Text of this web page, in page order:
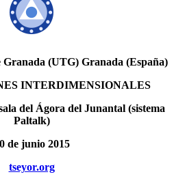
Granada (UTG) Granada (España)
INTERDIMENSIONALES
del Ágora del Junantal (sistema
Paltalk)
de junio 2015
tseyor.org